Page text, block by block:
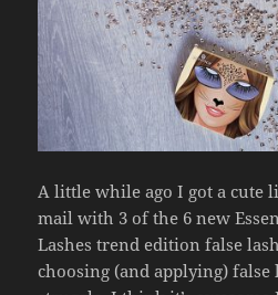
A little while ago I got a cute
mail with 3 of the 6 new
Lashes trend edition false
choosing (and applying) false